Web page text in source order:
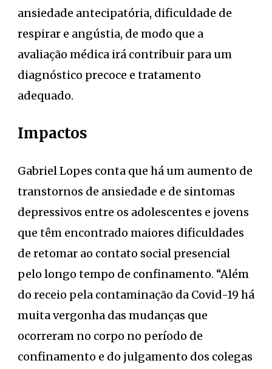
ansiedade antecipatória, dificuldade de
respirar e angústia, de modo que a
avaliação médica irá contribuir para um
diagnóstico precoce e tratamento
adequado.
Impactos
Gabriel Lopes conta que há um aumento de
transtornos de ansiedade e de sintomas
depressivos entre os adolescentes e jovens
que têm encontrado maiores dificuldades
de retomar ao contato social presencial
pelo longo tempo de confinamento. “Além
do receio pela contaminação da Covid-19 há
muita vergonha das mudanças que
ocorreram no corpo no período de
confinamento e do julgamento dos colegas